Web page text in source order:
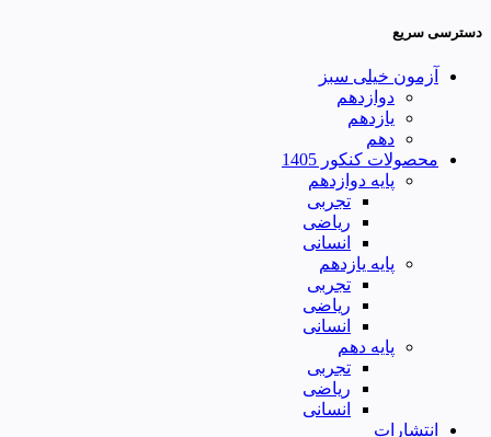
دسترسی سریع
آزمون خیلی سبز
دوازدهم
یازدهم
دهم
محصولات کنکور 1405
پایه دوازدهم
تجربی
ریاضی
انسانی
پایه یازدهم
تجربی
ریاضی
انسانی
پایه دهم
تجربی
ریاضی
انسانی
انتشارات